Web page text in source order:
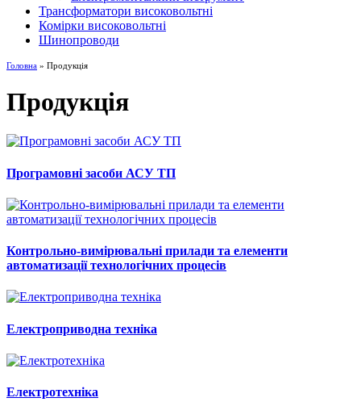
Трансформатори високовольтні
Комірки високовольтні
Шинопроводи
Головна » Продукція
Продукція
Програмовні засоби АСУ ТП
Контрольно-вимірювальні прилади та елементи
автоматизації технологічних процесів
Електроприводна техніка
Електротехніка